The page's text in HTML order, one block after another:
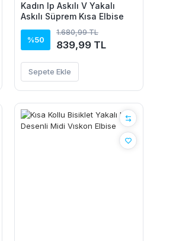
Kadın Ip Askılı V Yakalı
Askılı Süprem Kısa Elbise
%50
1.680,99 TL
839,99 TL
Sepete Ekle